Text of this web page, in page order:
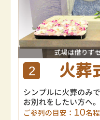
式場は借りず
2 火葬
シンプルに火葬のみ
お別れをしたい方へ。
ご参列の目安： 10名